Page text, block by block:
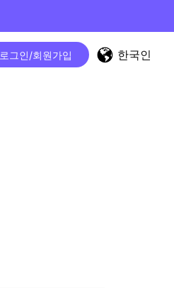
로그인/회원가입 한국인